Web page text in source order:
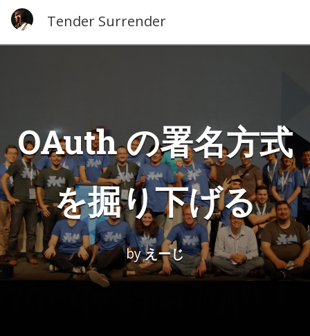
Tender Surrender
OAuth の署名方式
を掘り下げる
byえーじ